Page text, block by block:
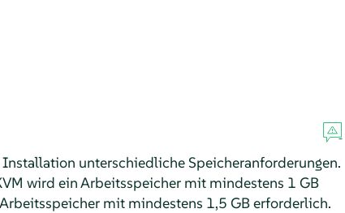
unterschiedliche Speicheranforderungen.
wird ein Arbeitsspeicher mit mindestens 1 GB
mit mindestens 1,5 GB erforderlich.